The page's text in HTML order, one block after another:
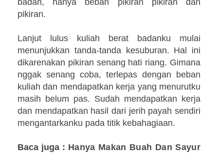
pikiran.
Lanjut lulus kuliah berat badanku mulai
menunjukkan tanda-tanda kesuburan. Hal ini
dikarenakan pikiran senang hati riang. Gimana
nggak senang coba, terlepas dengan beban
kuliah dan mendapatkan kerja yang menurutku
masih belum pas. Sudah mendapatkan kerja
dan mendapatkan hasil dari jerih payah sendiri
mengantarkanku pada titik kebahagiaan.
Baca juga : Hanya Makan Buah Dan Sayur